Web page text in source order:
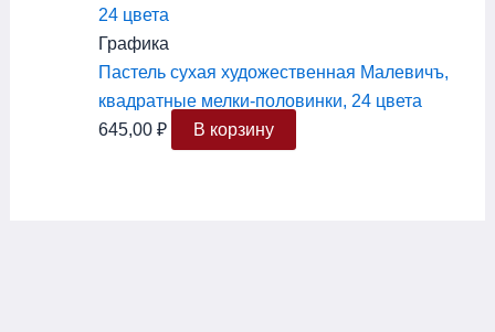
Графика
Пастель сухая художественная Малевичъ,
квадратные мелки-половинки, 24 цвета
645,00 ₽ В корзину